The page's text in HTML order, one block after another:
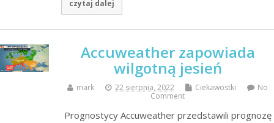
czytaj dalej
Accuweather zapowiada
wilgotną jesień
mark 22 sierpnia, 2022 Ciekawostki
No
Comment
Prognostycy Accuweather przedstawili prognozę